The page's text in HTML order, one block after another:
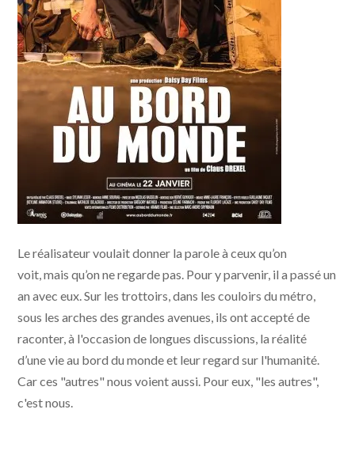
Le réalisateur voulait donner la parole à ceux qu’on
voit, mais qu’on ne regarde pas. Pour y parvenir, il a passé un
an avec eux. Sur les trottoirs, dans les couloirs du métro,
sous les arches des grandes avenues, ils ont accepté de
raconter, à l'occasion de longues discussions, la réalité
d’une vie au bord du monde et leur regard sur l'humanité.
Car ces "autres" nous voient aussi. Pour eux, "les autres",
c'est nous.